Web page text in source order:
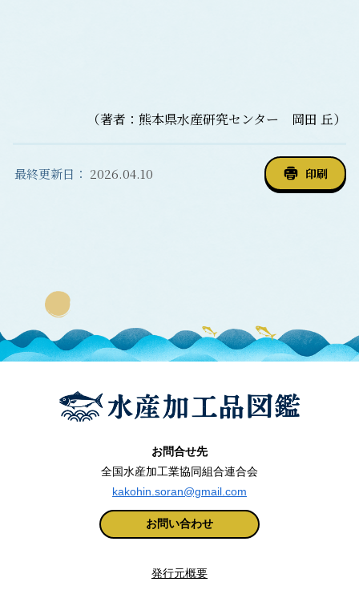
（著者：熊本県水産研究センター 岡田 丘）
最終更新日： 2026.04.10 印刷
お問合せ先
全国水産加工業協同組合連合会
kakohin.soran@gmail.com
お問い合わせ
発行元概要